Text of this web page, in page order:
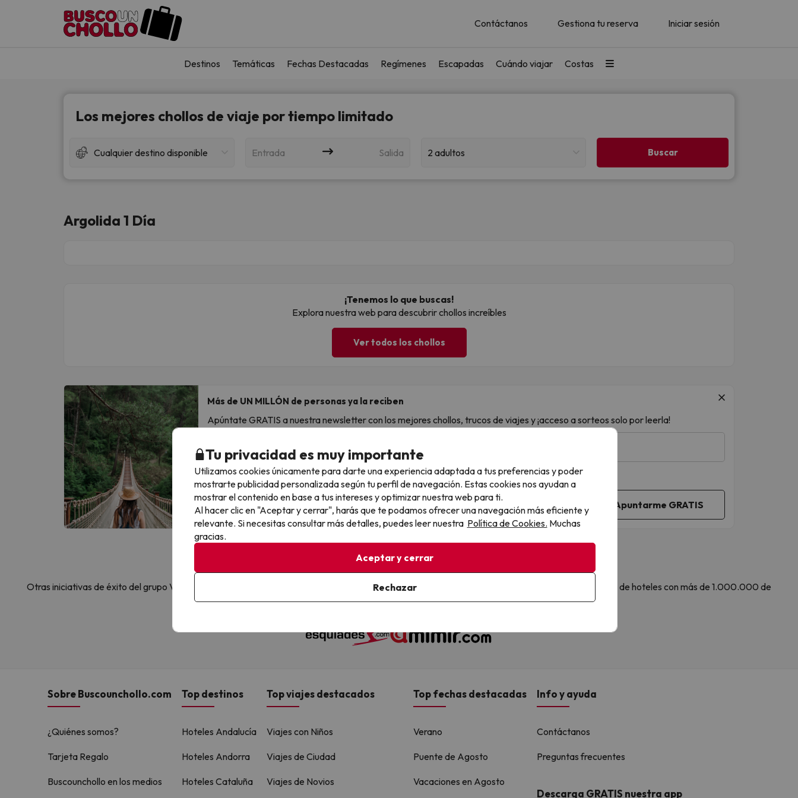
Contáctanos Gestiona tu reserva Iniciar sesión
Destinos Temáticas Fechas Destacadas Regímenes Escapadas Cuándo viajar Costas
Los mejores chollos de viaje por tiempo limitado
Cualquier destino disponible Entrada Salida 2 adultos
Argolida 1 Día
¡Tenemos lo que buscas!
Explora nuestra web para descubrir chollos increíbles
Ver todos los chollos
Más de UN MILLÓN de personas ya la reciben
Apúntate GRATIS a nuestra newsletter con los mejores chollos, trucos de viajes y ¡acceso a sorteos solo por leerla!
Escribe tu email
Al suscribirte, confirmas estar de acuerdo con laPolítica de Privacidad
Otras iniciativas de éxito del grupo Viajes Para Ti S.L.U. son Esquiades.com (la web líder de viajes a la nieve en España) y Amimir.com, el buscador de hoteles con más de 1.000.000 de
alojamientos disponibles para reservar y viajar por todo el mundo.
Sobre Buscounchollo.com
¿Quiénes somos?
Tarjeta Regalo
Buscounchollo en los medios
Top destinos
Hoteles Andalucía
Hoteles Andorra
Hoteles Cataluña
Top viajes destacados
Viajes con Niños
Viajes de Ciudad
Viajes de Novios
Top fechas destacadas
Verano
Puente de Agosto
Vacaciones en Agosto
Info y ayuda
Contáctanos
Preguntas frecuentes
Descarga GRATIS nuestra app
Tu privacidad es muy importante
Utilizamos cookies únicamente para darte una experiencia adaptada a tus preferencias y poder
mostrarte publicidad personalizada según tu perfil de navegación. Estas cookies nos ayudan a
mostrar el contenido en base a tus intereses y optimizar nuestra web para ti.
Al hacer clic en "Aceptar y cerrar", harás que te podamos ofrecer una navegación más eficiente y
relevante. Si necesitas consultar más detalles, puedes leer nuestra Política de Cookies. Muchas
gracias.
Aceptar y cerrar
Rechazar